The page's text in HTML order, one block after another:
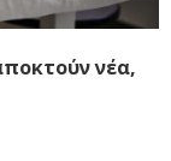
νέα,